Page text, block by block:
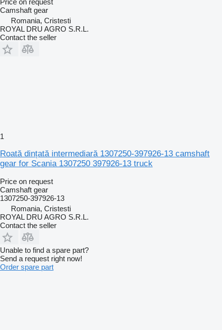
Camshaft gear
Romania, Cristesti
ROYAL DRU AGRO S.R.L.
Contact the seller
1
Roată dințată intermediară 1307250-397926-13 camshaft
gear for Scania 1307250 397926-13 truck
Price on request
Camshaft gear
1307250-397926-13
Romania, Cristesti
ROYAL DRU AGRO S.R.L.
Contact the seller
Unable to find a spare part?
Send a request right now!
Order spare part